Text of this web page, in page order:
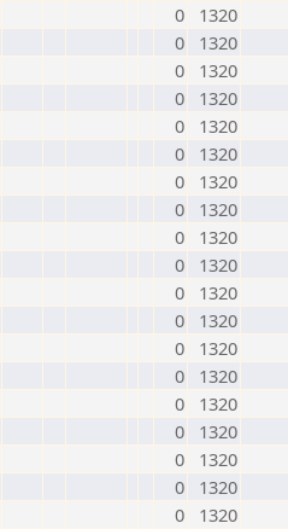
0
1320
0
1320
0
1320
0
1320
0
1320
0
1320
0
1320
0
1320
0
1320
0
1320
0
1320
0
1320
0
1320
0
1320
0
1320
0
1320
0
1320
0
1320
0
1320